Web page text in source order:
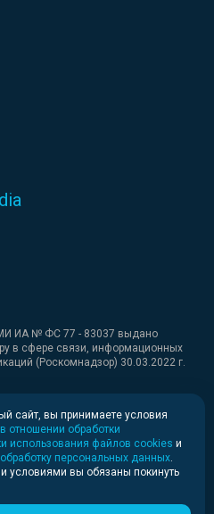
ИА № ФС 77 - 83037 выдано
в сфере связи, информационных
(Роскомнадзор) 30.03.2022 г.
агентство «Медиапалуба»
сайт, вы принимаете условия
отношении обработки
использования файлов cookies и
персональных данных
условиями вы обязаны покинуть